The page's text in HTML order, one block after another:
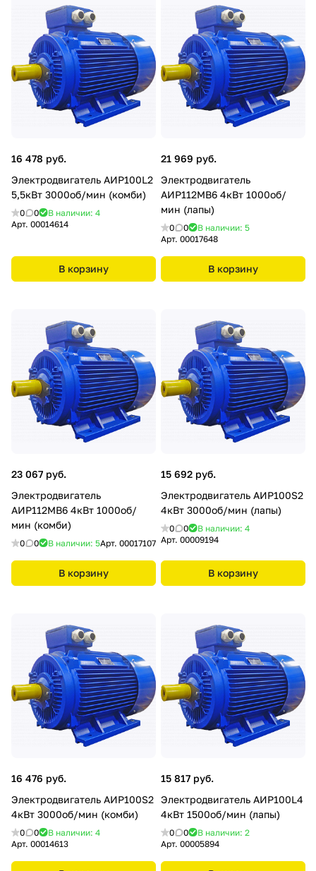
16 478 руб.
Электродвигатель АИР100L2
5,5кВт 3000об/мин (комби)
0 0
В наличии: 4
Арт. 00014614
В корзину
21 969 руб.
Электродвигатель
АИР112МВ6 4кВт 1000об/
мин (лапы)
0 0
В наличии: 5
Арт. 00017648
В корзину
23 067 руб.
Электродвигатель
АИР112МВ6 4кВт 1000об/
мин (комби)
0 0 В наличии: 5Арт. 00017107
В корзину
15 692 руб.
Электродвигатель АИР100S2
4кВт 3000об/мин (лапы)
0 0
В наличии: 4
Арт. 00009194
В корзину
16 476 руб.
Электродвигатель АИР100S2
4кВт 3000об/мин (комби)
0 0
В наличии: 4
Арт. 00014613
15 817 руб.
Электродвигатель АИР100L4
4кВт 1500об/мин (лапы)
0 0
В наличии: 2
Арт. 00005894